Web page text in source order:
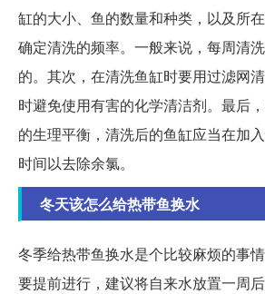
缸的大小、鱼的数量和种类，以及所
确定清洗的频率。一般来说，每周清
的。其次，在清洗鱼缸时要用过滤网
时避免使用有害的化学清洁剂。最后
的生理平衡，清洗后的鱼缸应当在加
时间以去除余氯。
冬天该怎么给热带鱼换水
冬季给热带鱼换水是个比较麻烦的事
要提前进行，建议将自来水放置一周